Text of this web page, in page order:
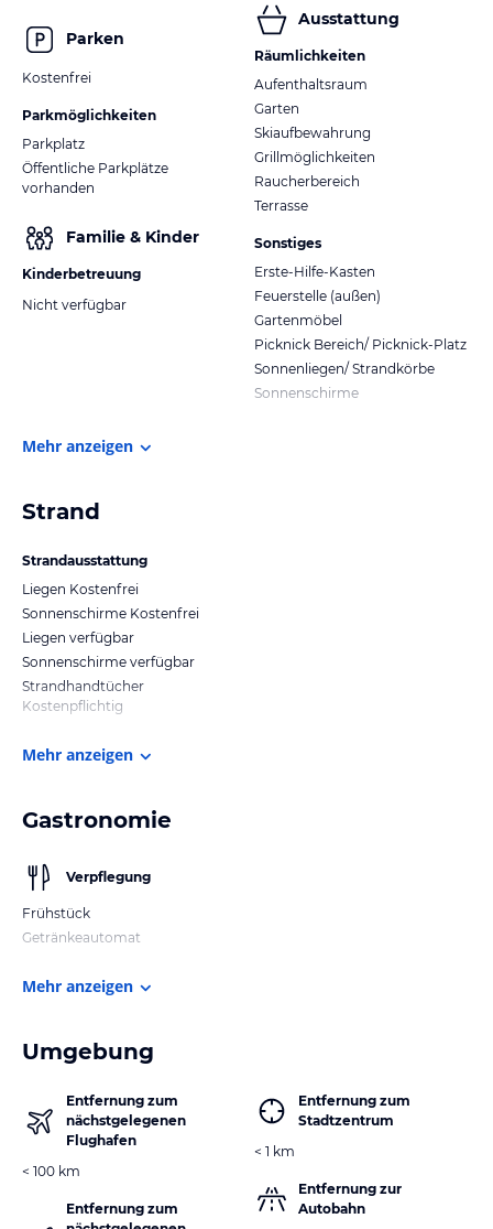
Parken
Kostenfrei
Parkmöglichkeiten
Parkplatz
Öffentliche Parkplätze
vorhanden
Familie & Kinder
Kinderbetreuung
Nicht verfügbar
Ausstattung
Räumlichkeiten
Aufenthaltsraum
Garten
Skiaufbewahrung
Grillmöglichkeiten
Raucherbereich
Terrasse
Sonstiges
Erste-Hilfe-Kasten
Feuerstelle (außen)
Gartenmöbel
Picknick Bereich/ Picknick-Platz
Sonnenliegen/ Strandkörbe
Sonnenschirme
Mehr anzeigen
Strand
Strandausstattung
Liegen Kostenfrei
Sonnenschirme Kostenfrei
Liegen verfügbar
Sonnenschirme verfügbar
Strandhandtücher
Kostenpflichtig
Mehr anzeigen
Gastronomie
Verpflegung
Frühstück
Getränkeautomat
Mehr anzeigen
Umgebung
Entfernung zum
nächstgelegenen
Flughafen
< 100 km
Entfernung zum
Entfernung zum
Stadtzentrum
< 1 km
Entfernung zur
Autobahn